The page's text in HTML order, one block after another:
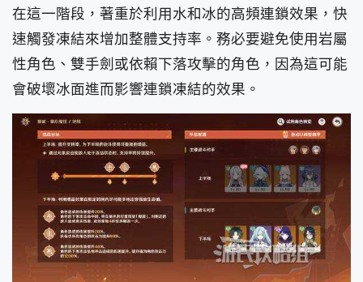
在這一階段，著重於利用水和冰的高頻連鎖效果，快
速觸發凍結來增加整體支持率。務必要避免使用岩屬
性角色、雙手劍或依賴下落攻擊的角色，因為這可能
會破壞冰面進而影響連鎖凍結的效果。